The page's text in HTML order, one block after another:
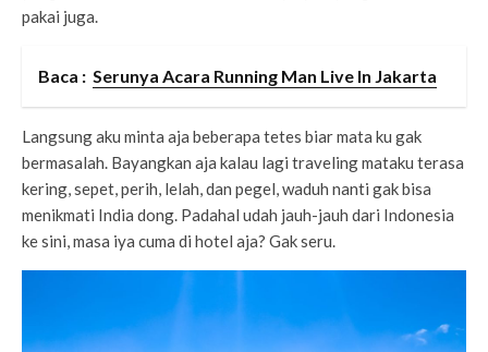
pakai juga.
Baca : Serunya Acara Running Man Live In Jakarta
Langsung aku minta aja beberapa tetes biar mata ku gak
bermasalah. Bayangkan aja kalau lagi traveling mataku terasa
kering, sepet, perih, lelah, dan pegel, waduh nanti gak bisa
menikmati India dong. Padahal udah jauh-jauh dari Indonesia
ke sini, masa iya cuma di hotel aja? Gak seru.